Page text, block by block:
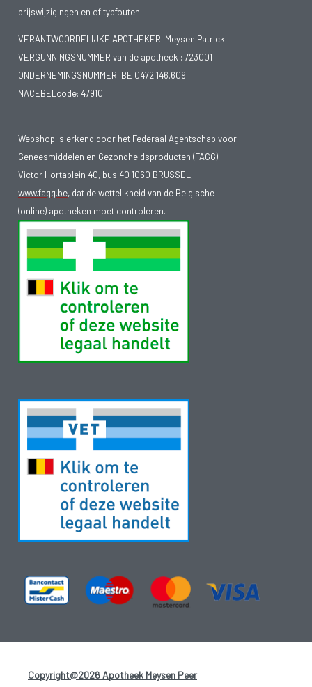
prijswijzigingen en of typfouten.
VERANTWOORDELIJKE APOTHEKER: Meysen Patrick
VERGUNNINGSNUMMER van de apotheek : 723001
ONDERNEMINGSNUMMER: BE 0472.146.609
NACEBELcode: 47910
Webshop is erkend door het Federaal Agentschap voor
Geneesmiddelen en Gezondheidsproducten (FAGG)
Victor Hortaplein 40, bus 40 1060 BRUSSEL,
www.fagg.be, dat de wettelikheid van de Belgische
(online) apotheken moet controleren.
Copyright@2026 Apotheek Meysen Peer